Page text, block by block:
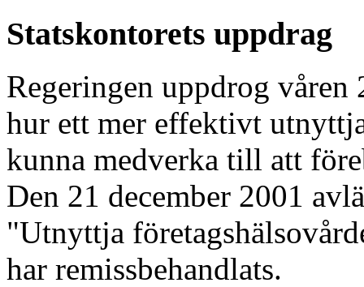
Statskontorets uppdrag
Regeringen uppdrog våren
hur ett mer effektivt
kunna medverka till att
Den 21 december 2001
"Utnyttja
har remissbehandlats.